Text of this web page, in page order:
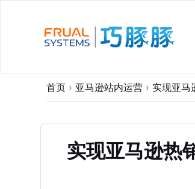
首页 › 亚马逊站内运营 › 实现亚马
实现亚马逊热